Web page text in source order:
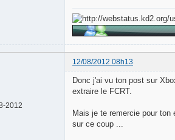
12/08/2012 08h13
2012
Donc j'ai vu ton post sur
extraire le FCRT.
Mais je te remercie pour
sur ce coup ...